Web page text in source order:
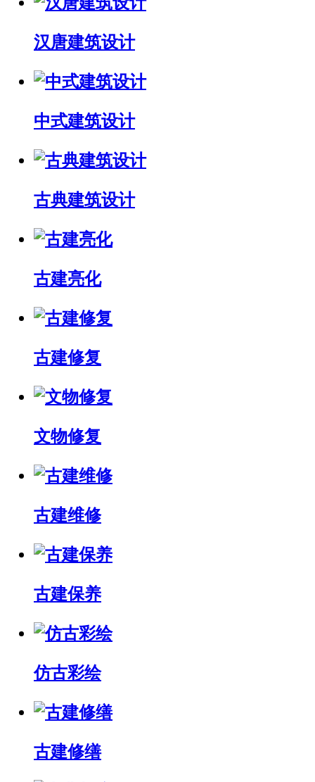
汉唐建筑设计
中式建筑设计
古典建筑设计
古建亮化
古建修复
文物修复
古建维修
古建保养
仿古彩绘
古建修缮